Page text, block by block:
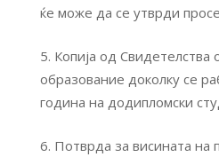
ќе може да се утврди
Копија од Свидетелства
образование доколку се
година на додипломски
Потврда за висината